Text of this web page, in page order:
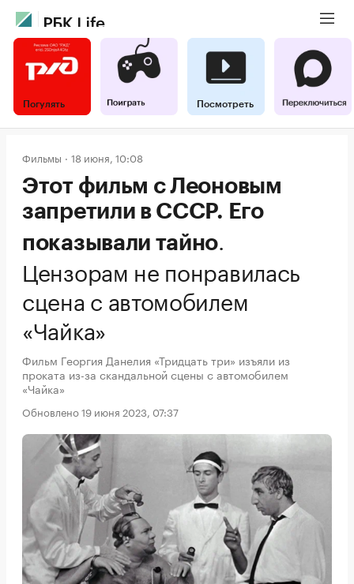
Погулять Посмотреть
Фильмы 18 июня, 10:08
Этот фильм с Леоновым
запретили в СССР. Его
показывали тайно.
Цензорам не понравилась
сцена с автомобилем
«Чайка»
Фильм Георгия Данелия «Тридцать три» изъяли из
проката из-за скандальной сцены с автомобилем
«Чайка»
Обновлено 19 июня 2023, 07:37